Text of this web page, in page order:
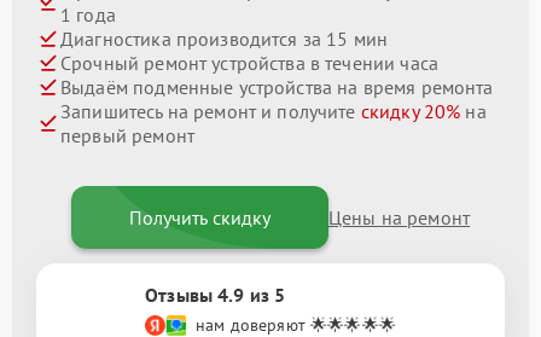
1 года
Диагностика производится за 15 мин
Срочный ремонт устройства в течении часа
Выдаём подменные устройства на время ремонта
Запишитесь на ремонт и получите скидку 20% на
первый ремонт
Получить скидку Цены на ремонт
Отзывы 4.9 из 5
нам доверяют 🌟🌟🌟🌟🌟